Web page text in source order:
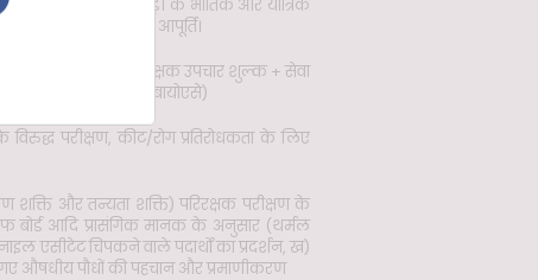
को छोड़कर); लकड़ी के भौतिक और यांत्रिक
यांत्रिक गुण डेटा की आपूर्ति।
उपचार - संशोधित परिरक्षक उपचार शुल्क + सेवा
परीक्षण (बोतल ब्लॉक बायोएसे)
विरुद्ध परीक्षण, कीट/रोग प्रतिरोधकता के लिए
और तन्यता शक्ति) परिरक्षक परीक्षण के
बोर्ड आदि प्रासंगिक मानक के अनुसार (थर्मल
एसीटेट चिपकने वाले पदार्थों का प्रदर्शन, ख)
औषधीय पौधों की पहचान और प्रमाणीकरण